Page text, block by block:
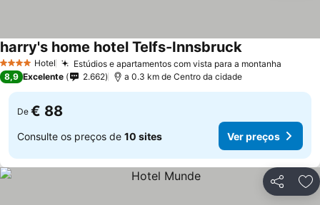
4 EstrelasHotel Estúdios e apartamentos com vista para a montanha
harry's home hotel Telfs-InnsbruckVer preços
8,9 Excelente 2.662 a 0.3 km de Centro da cidade
De € 88
Consulte os preços de 10 sites Ver preços
Partilhar